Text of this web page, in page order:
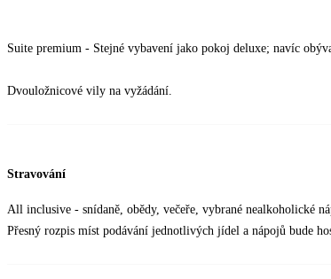
Suite premium - Stejné vybavení jako pokoj deluxe; navíc
Dvouložnicové vily na vyžádání.
Stravování
All inclusive - snídaně, obědy, večeře, vybrané nealkoholické
Přesný rozpis míst podávání jednotlivých jídel a nápojů bude